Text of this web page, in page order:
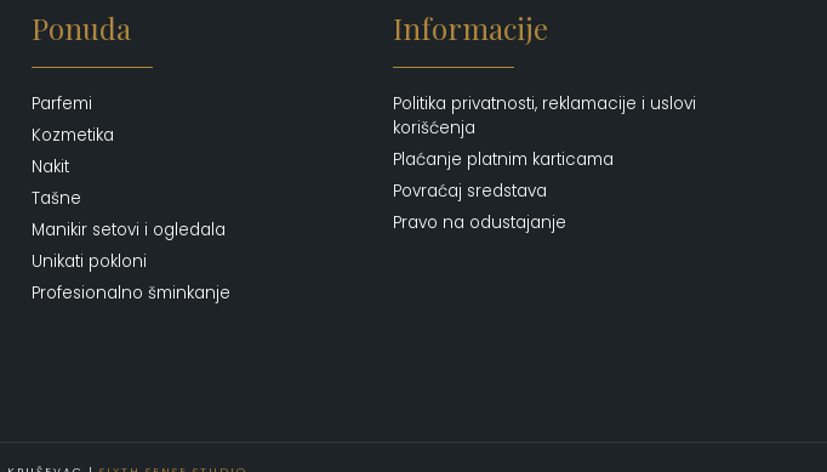
Ponuda
Parfemi
Kozmetika
Nakit
Tašne
Manikir setovi i ogledala
Unikati pokloni
Profesionalno šminkanje
Informacije
Politika privatnosti, reklamacije i uslovi
korišćenja
Plaćanje platnim karticama
Povraćaj sredstava
Pravo na odustajanje